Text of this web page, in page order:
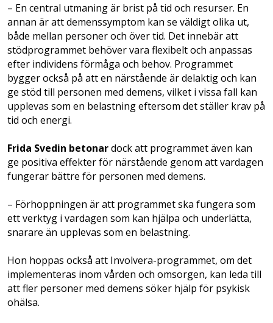
– En central utmaning är brist på tid och resurser. En
annan är att demenssymptom kan se väldigt olika ut,
både mellan personer och över tid. Det innebär att
stödprogrammet behöver vara flexibelt och anpassas
efter individens förmåga och behov. Programmet
bygger också på att en närstående är delaktig och kan
ge stöd till personen med demens, vilket i vissa fall kan
upplevas som en belastning eftersom det ställer krav på
tid och energi.
Frida Svedin betonardock att programmet även kan
ge positiva effekter för närstående genom att vardagen
fungerar bättre för personen med demens.
– Förhoppningen är att programmet ska fungera som
ett verktyg i vardagen som kan hjälpa och underlätta,
snarare än upplevas som en belastning.
Hon hoppas också att Involvera-programmet, om det
implementeras inom vården och omsorgen, kan leda till
att fler personer med demens söker hjälp för psykisk
ohälsa.